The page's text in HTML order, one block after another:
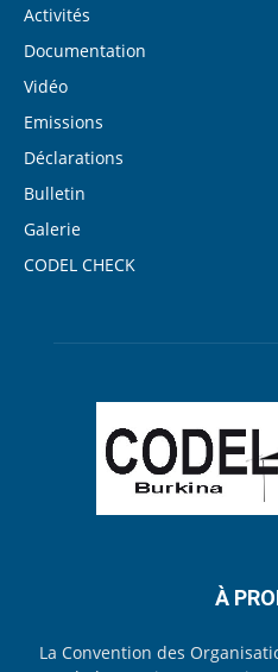
Activités
Documentation
Vidéo
Emissions
Déclarations
Bulletin
Galerie
CODEL CHECK
À
La Convention des